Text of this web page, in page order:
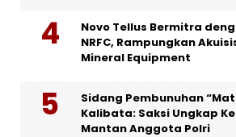
Novo Tellus Bermitra
NRFC, Rampungkan
Mineral Equipment
Sidang Pembunuhan
Kalibata: Saksi Ungkap
Mantan Anggota Polri